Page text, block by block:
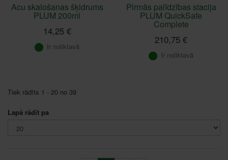
Acu skalošanas šķidrums
PLUM 200ml
14,25 €
Ir noliktavā
Pirmās palīdzības stacija
PLUM QuickSafe
Complete
210,75 €
Ir noliktavā
Tiek rādīts 1 - 20 no 39
Lapā rādīt pa